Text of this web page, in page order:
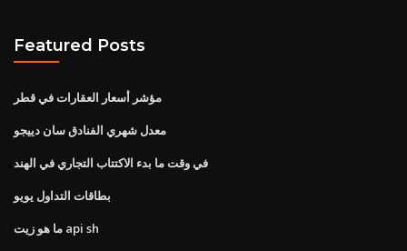
Featured Posts
مؤشر أسعار العقارات في قطر
معدل شهري الفنادق سان دييجو
في وقت ما بدء الاكتتاب التجاري في الهند
بطاقات التداول يويو
ما هو زيت api sh